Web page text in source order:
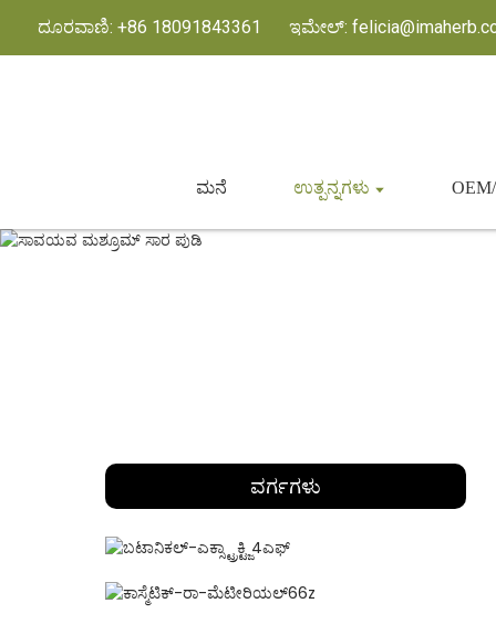
ದೂರವಾಣಿ: +86 18091843361 ಇಮೇಲ್:
ಮನೆ ಉತ್ಪನ್ನಗಳು
ವರ್ಗಗಳು